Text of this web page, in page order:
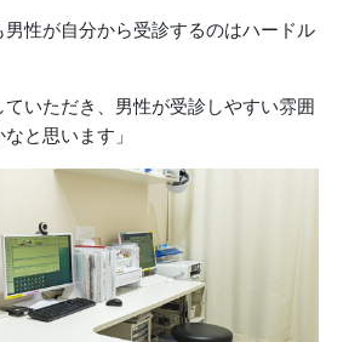
性が自分から受診するのはハードル
ていただき、男性が受診しやすい雰囲
と思います」